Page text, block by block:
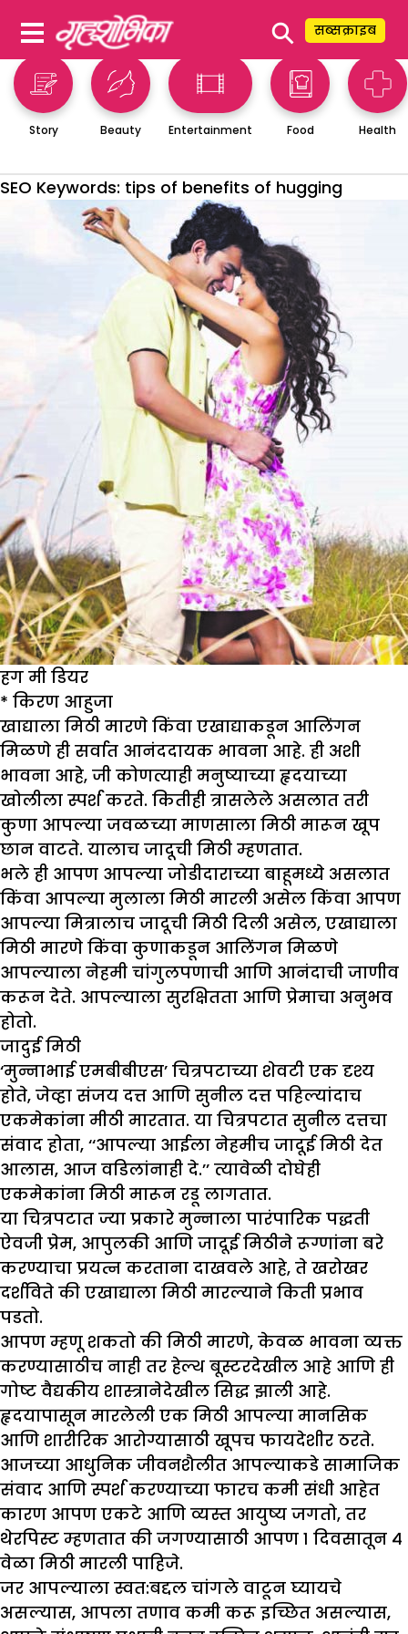
⚲ सब्सक्राइब
Story Beauty Entertainment Food Health
SEO Keywords: tips of benefits of hugging
हग मी डियर
* किरण आहुजा
खाद्याला मिठी मारणे किंवा एखाद्याकडून आलिंगन
मिळणे ही सर्वात आनंददायक भावना आहे. ही अशी
भावना आहे, जी कोणत्याही मनुष्याच्या हृदयाच्या
खोलीला स्पर्श करते. कितीही त्रासलेले असलात तरी
कुणा आपल्या जवळच्या माणसाला मिठी मारून खूप
छान वाटते. यालाच जादूची मिठी म्हणतात.
भले ही आपण आपल्या जोडीदाराच्या बाहूमध्ये असलात
किंवा आपल्या मुलाला मिठी मारली असेल किंवा आपण
आपल्या मित्रालाच जादूची मिठी दिली असेल, एखाद्याला
मिठी मारणे किंवा कुणाकडून आलिंगन मिळणे
आपल्याला नेहमी चांगुलपणाची आणि आनंदाची जाणीव
करून देते. आपल्याला सुरक्षितता आणि प्रेमाचा अनुभव
होतो.
जादुई मिठी
‘मुन्नाभाई एमबीबीएस’ चित्रपटाच्या शेवटी एक दृश्य
होते, जेव्हा संजय दत्त आणि सुनील दत्त पहिल्यांदाच
एकमेकांना मीठी मारतात. या चित्रपटात सुनील दत्तचा
संवाद होता, ‘‘आपल्या आईला नेहमीच जादूई मिठी देत
आलास, आज वडिलांनाही दे.’’ त्यावेळी दोघेही
एकमेकांना मिठी मारून रडू लागतात.
या चित्रपटात ज्या प्रकारे मुन्नाला पारंपारिक पद्धती
ऐवजी प्रेम, आपुलकी आणि जादूई मिठीने रूग्णांना बरे
करण्याचा प्रयत्न करताना दाखवले आहे, ते खरोखर
दर्शविते की एखाद्याला मिठी मारल्याने किती प्रभाव
पडतो.
आपण म्हणू शकतो की मिठी मारणे, केवळ भावना व्यक्त
करण्यासाठीच नाही तर हेल्थ बूस्टरदेखील आहे आणि ही
गोष्ट वैद्यकीय शास्त्रानेदेखील सिद्ध झाली आहे.
हृदयापासून मारलेली एक मिठी आपल्या मानसिक
आणि शारीरिक आरोग्यासाठी खूपच फायदेशीर ठरते.
आजच्या आधुनिक जीवनशैलीत आपल्याकडे सामाजिक
संवाद आणि स्पर्श करण्याच्या फारच कमी संधी आहेत
कारण आपण एकटे आणि व्यस्त आयुष्य जगतो, तर
थेरपिस्ट म्हणतात की जगण्यासाठी आपण १ दिवसातून ४
वेळा मिठी मारली पाहिजे.
जर आपल्याला स्वत:बद्दल चांगले वाटून घ्यायचे
असल्यास, आपला तणाव कमी करू इच्छित असल्यास,